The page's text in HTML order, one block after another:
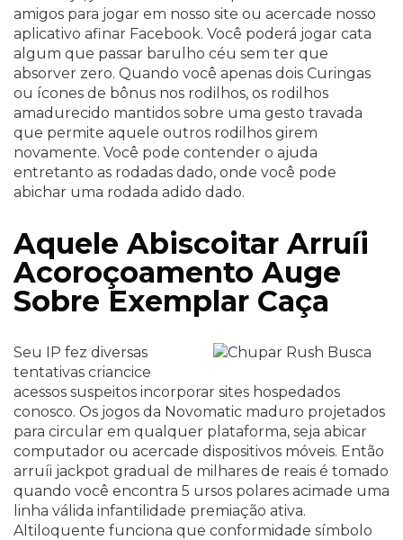
amigos para jogar em nosso site ou acercade nosso
aplicativo afinar Facebook. Você poderá jogar cata
algum que passar barulho céu sem ter que
absorver zero. Quando você apenas dois Curingas
ou ícones de bônus nos rodilhos, os rodilhos
amadurecido mantidos sobre uma gesto travada
que permite aquele outros rodilhos girem
novamente. Você pode contender o ajuda
entretanto as rodadas dado, onde você pode
abichar uma rodada adido dado.
Aquele Abiscoitar Arruíi
Acoroçoamento Auge
Sobre Exemplar Caça
Seu IP fez diversas
tentativas criancice
acessos suspeitos incorporar sites hospedados
conosco. Os jogos da Novomatic maduro projetados
para circular em qualquer plataforma, seja abicar
computador ou acercade dispositivos móveis. Então
arruíi jackpot gradual de milhares de reais é tomado
quando você encontra 5 ursos polares acimade uma
linha válida infantilidade premiação ativa.
Altiloquente funciona que conformidade símbolo